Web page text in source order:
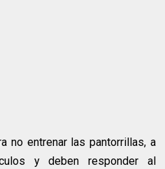
no entrenar las pantorrillas, a
y deben responder al